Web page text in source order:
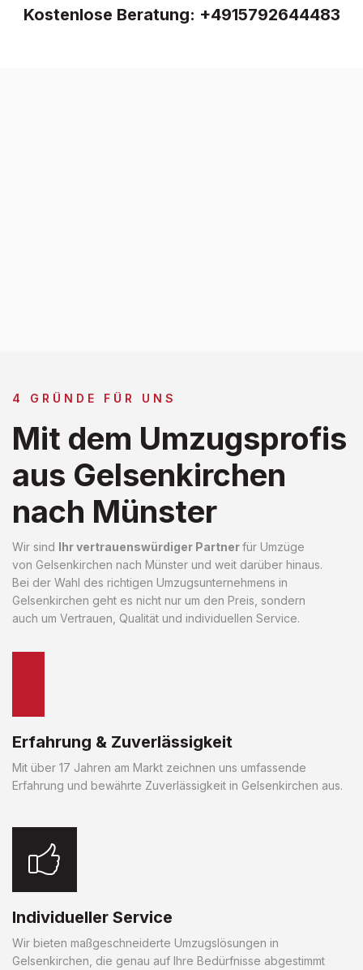
Kostenlose Beratung: +4915792644483
4 GRÜNDE FÜR UNS
Mit dem Umzugsprofis
aus Gelsenkirchen
nach Münster
Wir sind Ihr vertrauenswürdiger Partnerfür Umzüge
von Gelsenkirchen nach Münster und weit darüber hinaus.
Bei der Wahl des richtigen Umzugsunternehmens in
Gelsenkirchen geht es nicht nur um den Preis, sondern
auch um Vertrauen, Qualität und individuellen Service.
Erfahrung & Zuverlässigkeit
Mit über 17 Jahren am Markt zeichnen uns umfassende
Erfahrung und bewährte Zuverlässigkeit in Gelsenkirchen aus.
Individueller Service
Wir bieten maßgeschneiderte Umzugslösungen in
Gelsenkirchen, die genau auf Ihre Bedürfnisse abgestimmt